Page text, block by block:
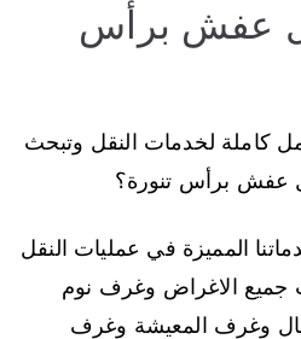
عفش برأس
كاملة لخدمات النقل وتبحث
عفش برأس تنورة؟
المميزة في عمليات النقل
جميع الاغراض وغرف نوم
وغرف المعيشة وغرف